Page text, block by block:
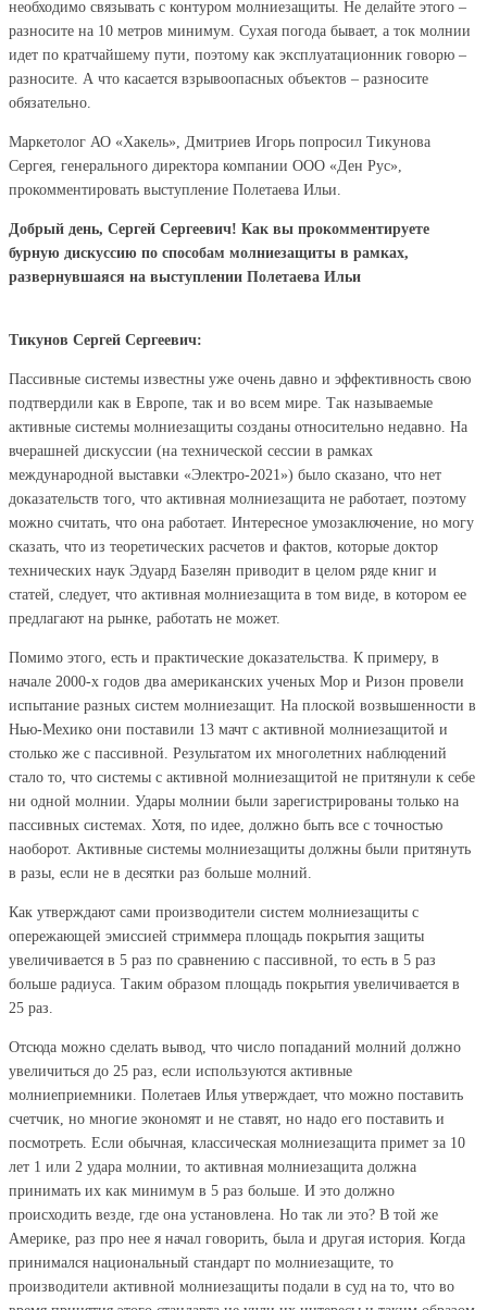
необходимо связывать с контуром молниезащиты. Не делайте этого –
разносите на 10 метров минимум. Сухая погода бывает, а ток молнии
идет по кратчайшему пути, поэтому как эксплуатационник говорю –
разносите. А что касается взрывоопасных объектов – разносите
обязательно.
Маркетолог АО «Хакель», Дмитриев Игорь попросил Тикунова
Сергея, генерального директора компании ООО «Ден Рус»,
прокомментировать выступление Полетаева Ильи.
Добрый день, Сергей Сергеевич! Как вы прокомментируете
бурную дискуссию по способам молниезащиты в рамках,
развернувшаяся на выступлении Полетаева Ильи
Тикунов Сергей Сергеевич:
Пассивные системы известны уже очень давно и эффективность свою
подтвердили как в Европе, так и во всем мире. Так называемые
активные системы молниезащиты созданы относительно недавно. На
вчерашней дискуссии (на технической сессии в рамках
международной выставки «Электро-2021») было сказано, что нет
доказательств того, что активная молниезащита не работает, поэтому
можно считать, что она работает. Интересное умозаключение, но могу
сказать, что из теоретических расчетов и фактов, которые доктор
технических наук Эдуард Базелян приводит в целом ряде книг и
статей, следует, что активная молниезащита в том виде, в котором ее
предлагают на рынке, работать не может.
Помимо этого, есть и практические доказательства. К примеру, в
начале 2000-х годов два американских ученых Мор и Ризон провели
испытание разных систем молниезащит. На плоской возвышенности в
Нью-Мехико они поставили 13 мачт с активной молниезащитой и
столько же с пассивной. Результатом их многолетних наблюдений
стало то, что системы с активной молниезащитой не притянули к себе
ни одной молнии. Удары молнии были зарегистрированы только на
пассивных системах. Хотя, по идее, должно быть все с точностью
наоборот. Активные системы молниезащиты должны были притянуть
в разы, если не в десятки раз больше молний.
Как утверждают сами производители систем молниезащиты с
опережающей эмиссией стриммера площадь покрытия защиты
увеличивается в 5 раз по сравнению с пассивной, то есть в 5 раз
больше радиуса. Таким образом площадь покрытия увеличивается в
25 раз.
Отсюда можно сделать вывод, что число попаданий молний должно
увеличиться до 25 раз, если используются активные
молниеприемники. Полетаев Илья утверждает, что можно поставить
счетчик, но многие экономят и не ставят, но надо его поставить и
посмотреть. Если обычная, классическая молниезащита примет за 10
лет 1 или 2 удара молнии, то активная молниезащита должна
принимать их как минимум в 5 раз больше. И это должно
происходить везде, где она установлена. Но так ли это? В той же
Америке, раз про нее я начал говорить, была и другая история. Когда
принимался национальный стандарт по молниезащите, то
производители активной молниезащиты подали в суд на то, что во